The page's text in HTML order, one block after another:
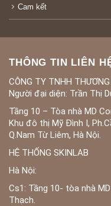
Cam kết
THÔNG TIN LIÊN
CÔNG TY TNHH
Người đại diện: Trần Thị
Tầng 10 – Tòa nhà MD
Khu đô thị Mỹ Đình I,
Q.Nam Từ Liêm, Hà Nội.
HỆ THỐNG SKINLAB
Hà Nội:
Cs1: Tầng 10- tòa nhà
Thạch.